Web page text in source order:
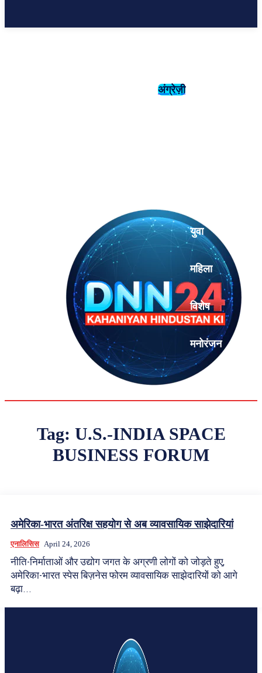
अंग्रेज़ी
युवा
महिला
विशेष
मनोरंजन
Tag: U.S.-INDIA SPACE
BUSINESS FORUM
अमेरिका-भारत अंतरिक्ष सहयोग से अब व्यावसायिक साझेदारियां
एनालिसिस April 24, 2026
नीति-निर्माताओं और उद्योग जगत के अग्रणी लोगों को जोड़ते हुए,
अमेरिका-भारत स्पेस बिज़नेस फोरम व्यावसायिक साझेदारियों को आगे
बढ़ा...